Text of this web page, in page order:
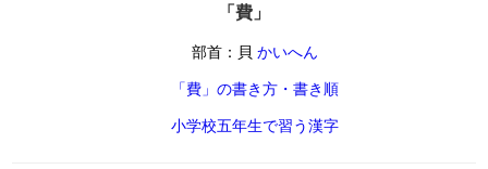
「費」
部首：貝 かいへん
「費」の書き方・書き順
小学校五年生で習う漢字